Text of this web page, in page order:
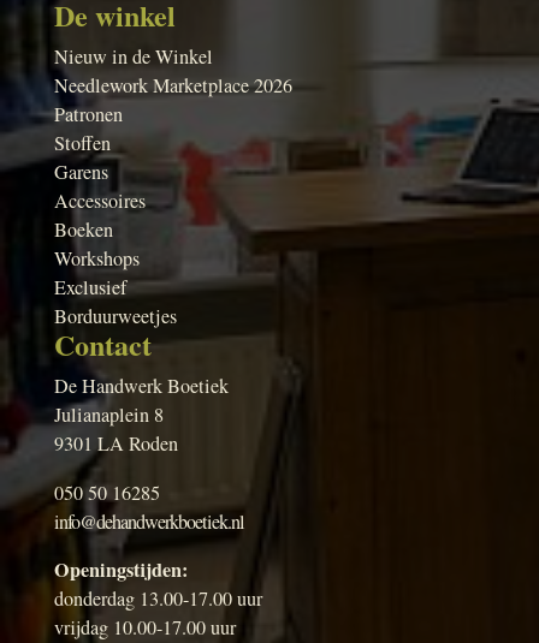
De winkel
Nieuw in de Winkel
Needlework Marketplace 2026
Patronen
Stoffen
Garens
Accessoires
Boeken
Workshops
Exclusief
Borduurweetjes
Contact
De Handwerk Boetiek
Julianaplein 8
9301 LA Roden
050 50 16285
info@dehandwerkboetiek.nl
Openingstijden:
donderdag 13.00-17.00 uur
vrijdag 10.00-17.00 uur